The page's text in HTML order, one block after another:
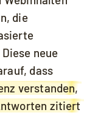
Häufig
KI-
Ihre Position
stärken
die
neue
dass
verstanden,
zitiert